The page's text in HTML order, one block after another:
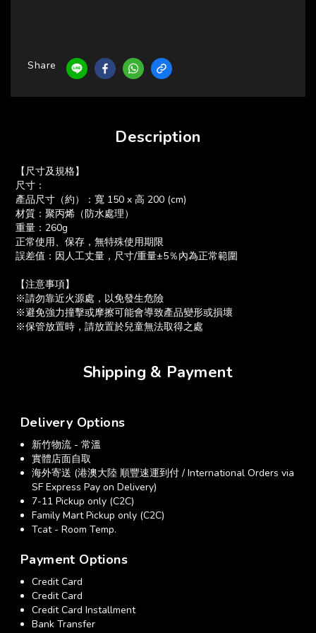
Share
Description
【尺寸及規格】
尺寸：
產品尺寸（約）：寬 150 x 高 200 (cm)
材質：聚丙烯（防水處理）
重量：260g
正常使用、保存，無特殊使用期限
誤差值：因人工丈量，尺寸/重量±5％內為正常範圍
【注意事項】
※請勿靠近火源處，以免發生危險
※避免強力撞擊或摩擦可能會導致產品變形或損壞
※保管放置時，請放置於兒童無法取得之處
Shipping & Payment
Delivery Options
新竹物流 - 常溫
實體店面自取
海外寄送 (港澳大陸 順豐速運到付 / International Orders via
SF Express Pay on Delivery)
7-11 Pickup only (C2C)
Family Mart Pickup only (C2C)
Tcat - Room Temp.
Payment Options
Credit Card
Credit Card
Credit Card Installment
Bank Transfer